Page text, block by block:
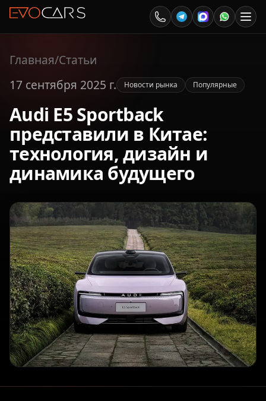
Главная/Статьи
17 сентября 2025 г.
Новости рынка Популярные
Audi E5 Sportback
представили в Китае:
технология, дизайн и
динамика будущего